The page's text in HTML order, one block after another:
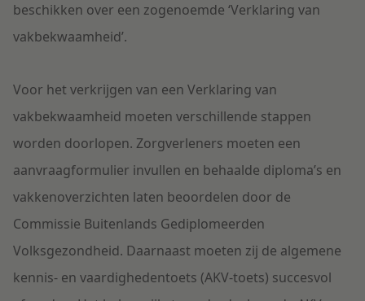
beschikken over een zogenoemde ‘Verklaring van
vakbekwaamheid’.
Voor het verkrijgen van een Verklaring van
vakbekwaamheid moeten verschillende stappen
worden doorlopen. Zorgverleners moeten een
aanvraagformulier invullen en behaalde diploma’s en
vakkenoverzichten laten beoordelen door de
Commissie Buitenlands Gediplomeerden
Volksgezondheid. Daarnaast moeten zij de algemene
kennis- en vaardighedentoets (AKV-toets) succesvol